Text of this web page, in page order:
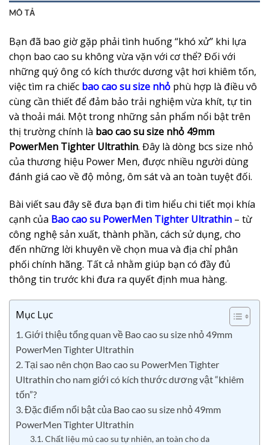
MÔ TẢ
Bạn đã bao giờ gặp phải tình huống “khó xử” khi lựa
chọn bao cao su không vừa vặn với cơ thể? Đối với
những quý ông có kích thước dương vật hơi khiêm tốn,
việc tìm ra chiếc bao cao su size nhỏ phù hợp là điều vô
cùng cần thiết để đảm bảo trải nghiệm vừa khít, tự tin
và thoải mái. Một trong những sản phẩm nổi bật trên
thị trường chính là bao cao su size nhỏ 49mm
PowerMen Tighter Ultrathin. Đây là dòng bcs size nhỏ
của thương hiệu Power Men, được nhiều người dùng
đánh giá cao về độ mỏng, ôm sát và an toàn tuyệt đối.
Bài viết sau đây sẽ đưa bạn đi tìm hiểu chi tiết mọi khía
cạnh của Bao cao su PowerMen Tighter Ultrathin – từ
công nghệ sản xuất, thành phần, cách sử dụng, cho
đến những lời khuyên về chọn mua và địa chỉ phân
phối chính hãng. Tất cả nhằm giúp bạn có đầy đủ
thông tin trước khi đưa ra quyết định mua hàng.
Mục Lục
1. Giới thiệu tổng quan về Bao cao su size nhỏ 49mm
PowerMen Tighter Ultrathin
2. Tại sao nên chọn Bao cao su PowerMen Tighter
Ultrathin cho nam giới có kích thước dương vật “khiêm
tốn”?
3. Đặc điểm nổi bật của Bao cao su size nhỏ 49mm
PowerMen Tighter Ultrathin
3.1. Chất liệu mủ cao su tự nhiên, an toàn cho da